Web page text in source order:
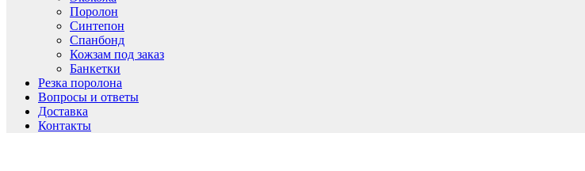
Поролон
Синтепон
Спанбонд
Кожзам под заказ
Банкетки
Резка поролона
Вопросы и ответы
Доставка
Контакты